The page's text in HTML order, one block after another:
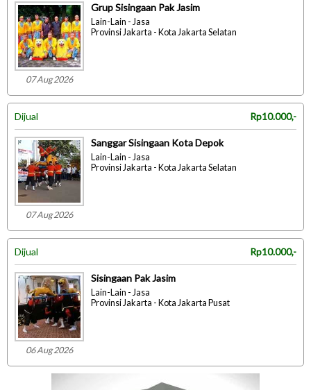
07 Aug 2026
Grup Sisingaan Pak Jasim
Lain-Lain - Jasa
Provinsi Jakarta - Kota Jakarta Selatan
Dijual Rp10.000,-
07 Aug 2026
Sanggar Sisingaan Kota Depok
Lain-Lain - Jasa
Provinsi Jakarta - Kota Jakarta Selatan
Dijual Rp10.000,-
06 Aug 2026
Sisingaan Pak Jasim
Lain-Lain - Jasa
Provinsi Jakarta - Kota Jakarta Pusat